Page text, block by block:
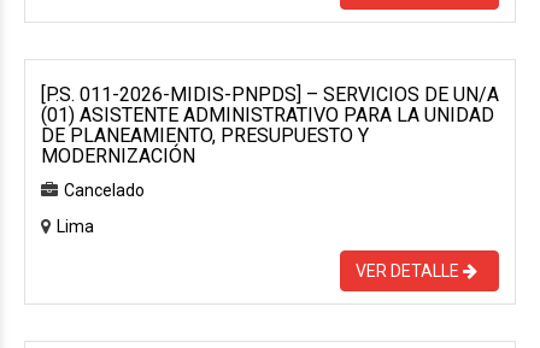
[P.S. 011-2026-MIDIS-PNPDS] – SERVICIOS DE UN/A
(01) ASISTENTE ADMINISTRATIVO PARA LA UNIDAD
DE PLANEAMIENTO, PRESUPUESTO Y
MODERNIZACIÓN
Cancelado
Lima
VER DETALLE